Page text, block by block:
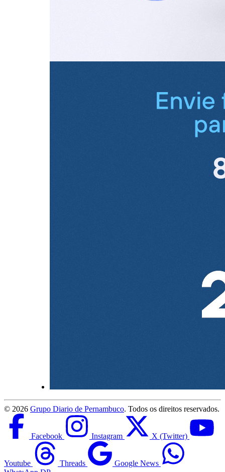
© 2026 Grupo Diario de Pernambuco. Todos os direitos reservados.
Facebook Instagram X (Twitter)
Youtube Threads
Google News